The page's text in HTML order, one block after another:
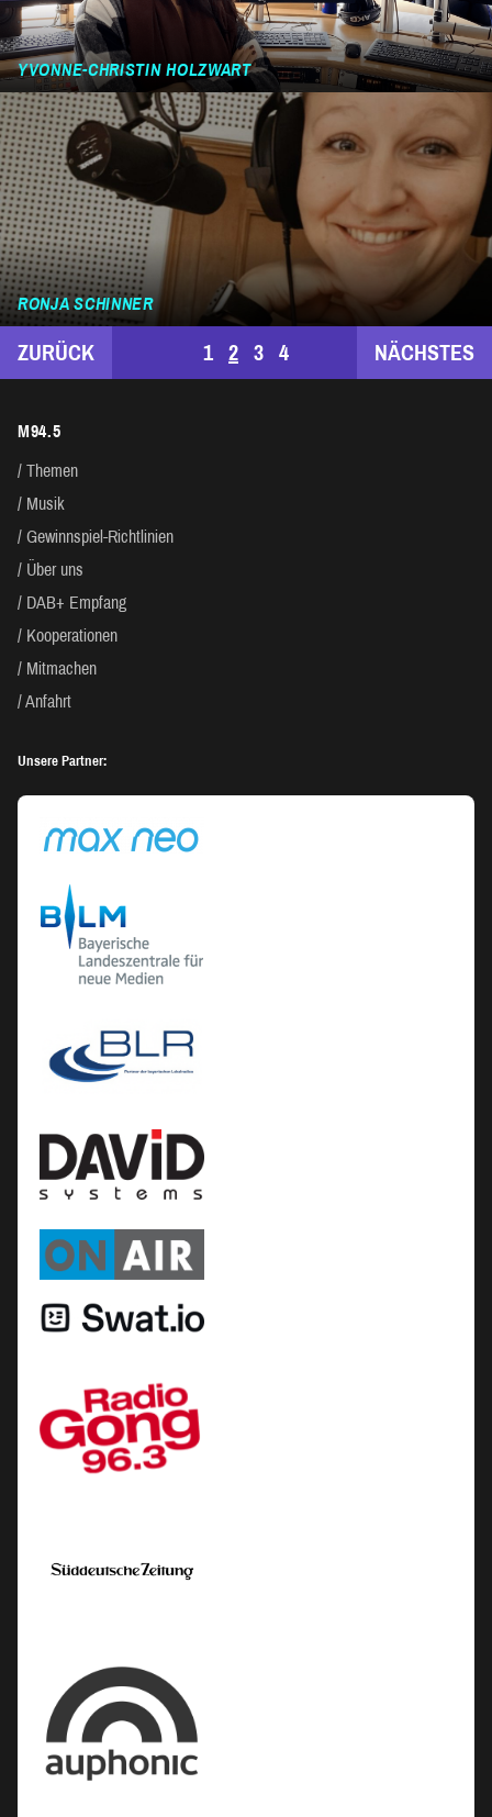
YVONNE-CHRISTIN HOLZWART
RONJA SCHINNER
SEITENNUMMERIERUNG
BEITRÄGE
ZURÜCK 1 2 3 4 NÄCHSTES
M94.5
Themen
Musik
Gewinnspiel-Richtlinien
Über uns
DAB+ Empfang
Kooperationen
Mitmachen
Anfahrt
Unsere Partner: